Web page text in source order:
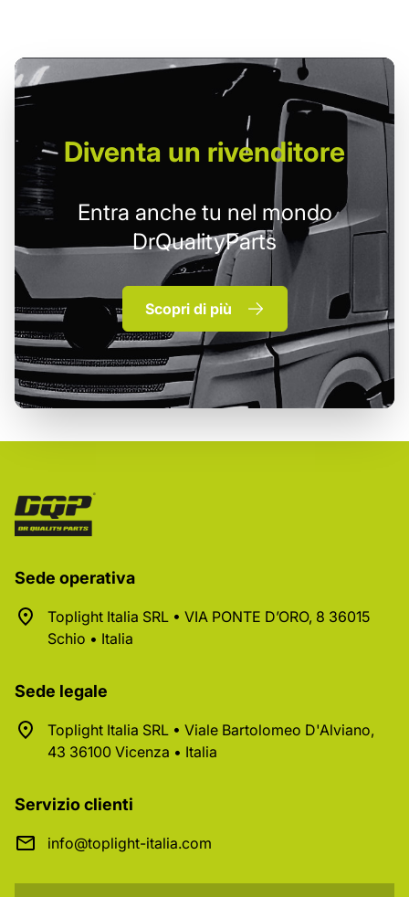
Diventa un rivenditore
Entra anche tu nel mondo
DrQualityParts
Scopri di più
Sede operativa
Toplight Italia SRL • VIA PONTE D’ORO, 8 36015
Schio • Italia
Sede legale
Toplight Italia SRL • Viale Bartolomeo D'Alviano,
43 36100 Vicenza • Italia
Servizio clienti
info@toplight-italia.com